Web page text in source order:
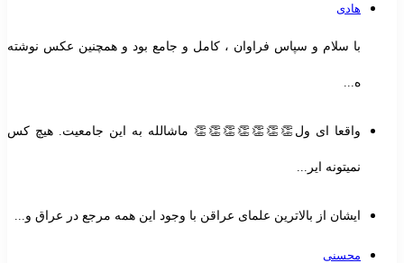
هادی
با سلام و سپاس فراوان ، کامل و جامع بود و همچنین عکس نوشته
ه...
واقعا ای ول👏👏👏👏👏👏👏 ماشالله به این جامعیت. هیچ کس
نمیتونه ایر...
ایشان از بالاترین علمای عراقن با وجود این همه مرجع در عراق و...
محسنی